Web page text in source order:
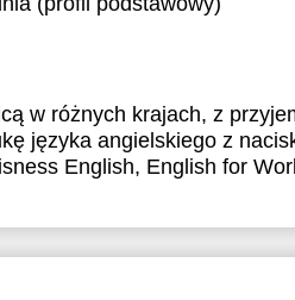
w różnych krajach, z
języka angielskiego z
English, English for